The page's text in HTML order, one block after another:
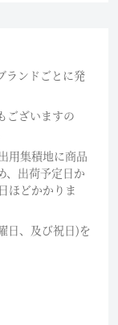
ランドごとに発
ございますの
用集積地に商品
、出荷予定日か
ほどかかりま
日、及び祝日)を